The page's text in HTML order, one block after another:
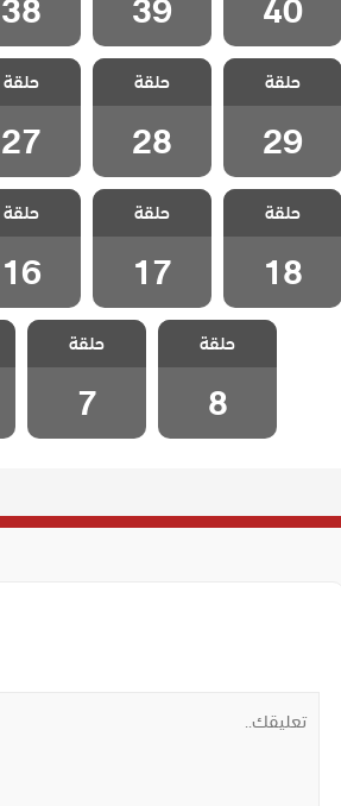
مسلسل القروية
الجميلة الحلقة
29
حلقة
29
مسلسل القروية
الجميلة الحلقة
28
حلقة
28
مسلسل
الجميلة
27
حلقة
27
مسلسل القروية
الجميلة الحلقة
18
حلقة
18
مسلسل القروية
الجميلة الحلقة
17
حلقة
17
مسلسل
الجميلة
16
حلقة
16
مسلسل القروية
الجميلة الحلقة 8
حلقة
8
مسلسل القروية
الجميلة الحلقة 7
حلقة
7